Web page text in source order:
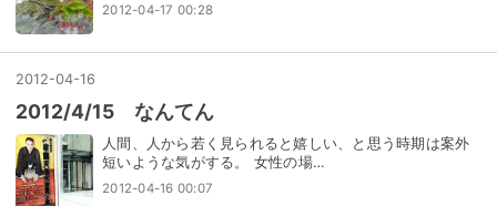
2012-04-17 00:28
2012-04-16
2012/4/15 なんてん
人間、人から若く見られると嬉しい、と思う時期は案外
短いような気がする。 女性の場…
2012-04-16 00:07